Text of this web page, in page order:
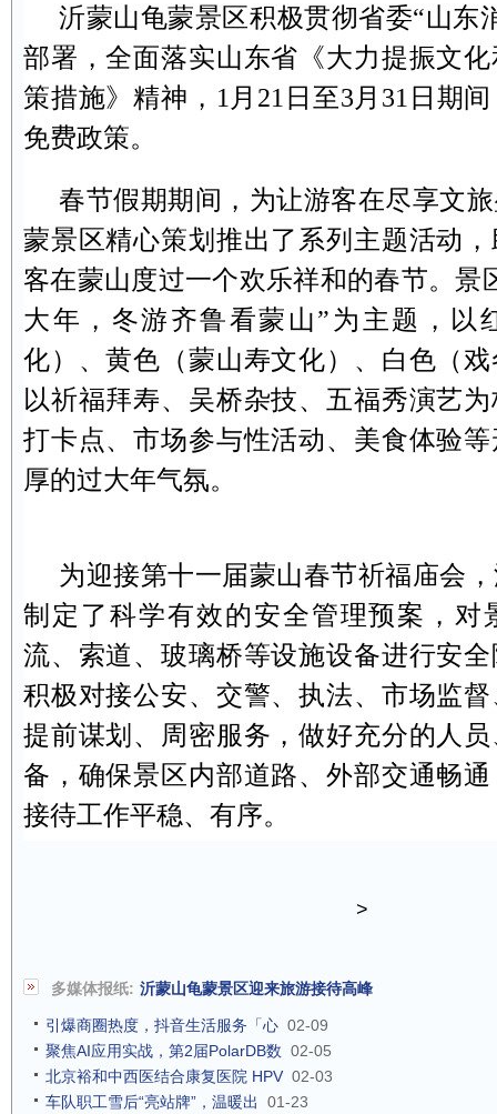
沂蒙山龟蒙景区积极贯彻省委“山东
部署，全面落实山东省《大力提振文
策措施》精神，1月21日至3月31日期
免费政策。
春节假期期间，为让游客在尽享文
蒙景区精心策划推出了系列主题活动
客在蒙山度过一个欢乐祥和的春节。景
大年，冬游齐鲁看蒙山”为主题，以
化）、黄色（蒙山寿文化）、白色（
以祈福拜寿、吴桥杂技、五福秀演艺
打卡点、市场参与性活动、美食体验
厚的过大年气氛。
为迎接第十一届蒙山春节祈福庙会
制定了科学有效的安全管理预案，对
流、索道、玻璃桥等设施设备进行安
积极对接公安、交警、执法、市场监
提前谋划、周密服务，做好充分的人
备，确保景区内部道路、外部交通畅
接待工作平稳、有序。
>
多媒体报纸: 沂蒙山龟蒙景区迎来旅游接待高峰
引爆商圈热度，抖音生活服务「心 02-09
聚焦AI应用实战，第2届PolarDB数 02-05
北京裕和中西医结合康复医院 HPV 02-03
车队职工雪后“亮站牌”，温暖出
01-23